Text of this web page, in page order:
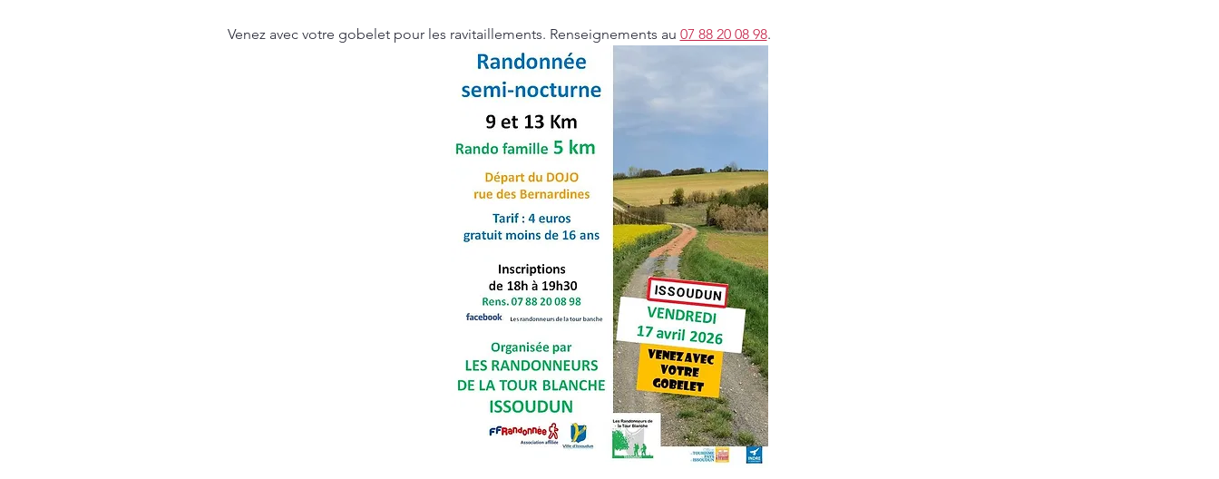
Venez avec votre gobelet pour les ravitaillements. Renseignements au 07 88 20 08 98.